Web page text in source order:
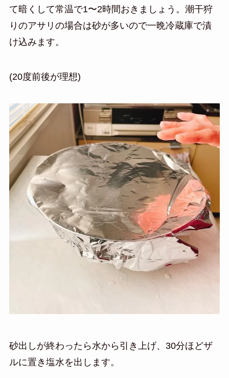
て暗くして常温で1〜2時間おきましょう。潮干狩
りのアサリの場合は砂が多いので一晩冷蔵庫で漬
け込みます。
(20度前後が理想)
砂出しが終わったら水から引き上げ、30分ほどザ
ルに置き塩水を出します。